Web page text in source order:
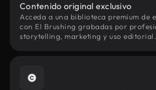
Contenido original exclusivo
Acceda a una biblioteca premium de
con El Brushing grabadas por
storytelling, marketing y uso editorial.